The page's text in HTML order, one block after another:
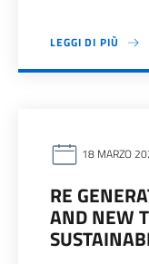
LEGGI DI PIÙ
18 MARZO
RE
AND NEW